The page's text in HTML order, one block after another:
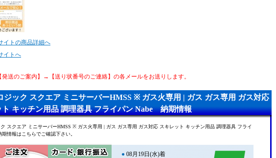
イトの商品詳細へ
イトへ
発送のご案内】→【送り状番号のご連絡】の各メールをお送りします。
ジック スクエア ミニサーバーHMSS ※ ガス火専用 | ガス ガス専用 ガス対応
ト キッチン用品 調理器具 フライパン Nabe 納期情報
スクエア ミニサーバーHMSS ※ ガス火専用 | ガス ガス専用 ガス対応 スキレット キッチン用品 調理器具 フライ
期情報はこちらでご確認下さい。
●08月19日(水)着